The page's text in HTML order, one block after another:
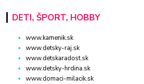
DETI, ŠPORT, HOBBY
www.kamenik.sk
www.detsky-raj.sk
www.detskaradost.sk
www.detsky-hrdina.sk
www.domaci-milacik.sk